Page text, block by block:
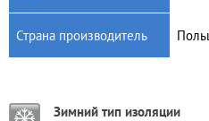
Страна производитель
Зимний тип изоляции